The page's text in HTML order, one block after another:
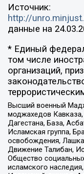
Источник:
http://
данные на
* Единый
том числе
организаций,
Высший военный
моджахедов
Дагестана, База,
Исламская группа,
освобождения,
Движение Талибан,
Общество
исламского